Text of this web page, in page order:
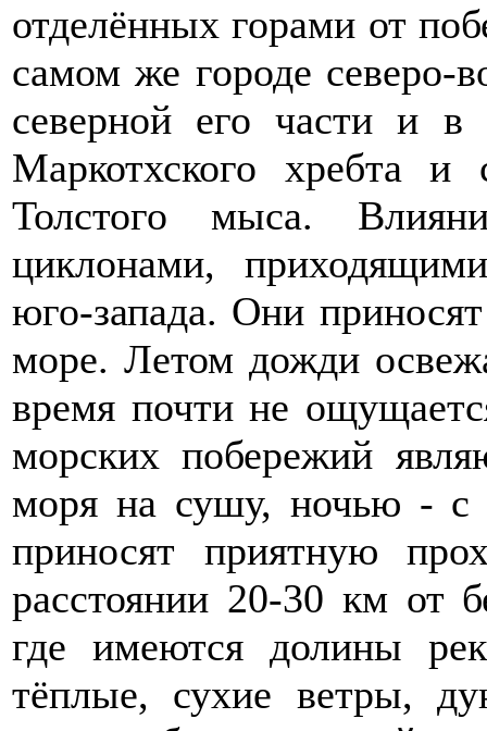
отделённых горами от
самом же городе северо-
северной его части и в
Маркотхского хребта
Толстого мыса.
циклонами,
юго-запада. Они
море. Летом дожди
время почти не
морских побережий
моря на сушу, ночью -
приносят приятную
расстоянии 20-30 км от
где имеются долины
тёплые, сухие ветры,